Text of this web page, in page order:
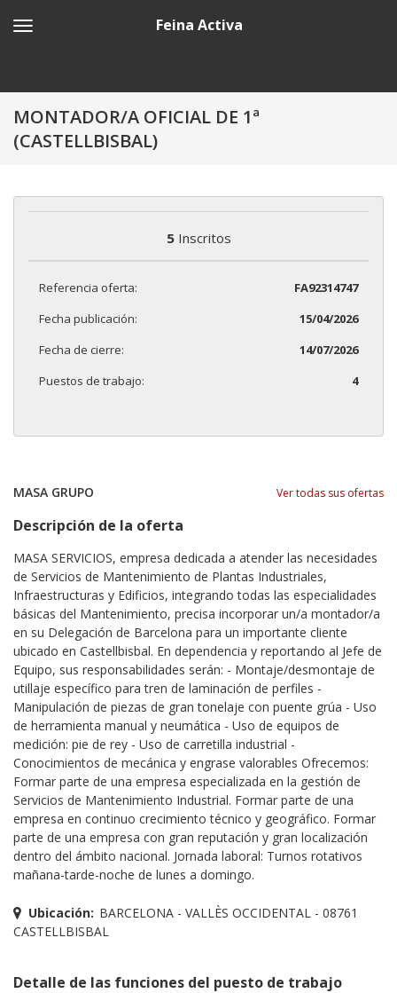
Feina Activa
MONTADOR/A OFICIAL DE 1ª
(CASTELLBISBAL)
5Inscritos
Referencia oferta:
FA92314747
Fecha publicación:
15/04/2026
Fecha de cierre:
14/07/2026
Puestos de trabajo:
4
MASA GRUPO Ver todas sus ofertas
Descripción de la oferta
MASA SERVICIOS, empresa dedicada a atender las necesidades
de Servicios de Mantenimiento de Plantas Industriales,
Infraestructuras y Edificios, integrando todas las especialidades
básicas del Mantenimiento, precisa incorporar un/a montador/a
en su Delegación de Barcelona para un importante cliente
ubicado en Castellbisbal. En dependencia y reportando al Jefe de
Equipo, sus responsabilidades serán: - Montaje/desmontaje de
utillaje específico para tren de laminación de perfiles -
Manipulación de piezas de gran tonelaje con puente grúa - Uso
de herramienta manual y neumática - Uso de equipos de
medición: pie de rey - Uso de carretilla industrial -
Conocimientos de mecánica y engrase valorables Ofrecemos:
Formar parte de una empresa especializada en la gestión de
Servicios de Mantenimiento Industrial. Formar parte de una
empresa en continuo crecimiento técnico y geográfico. Formar
parte de una empresa con gran reputación y gran localización
dentro del ámbito nacional. Jornada laboral: Turnos rotativos
mañana-tarde-noche de lunes a domingo.
Ubicación: BARCELONA - VALLÈS OCCIDENTAL - 08761
CASTELLBISBAL
Detalle de las funciones del puesto de trabajo